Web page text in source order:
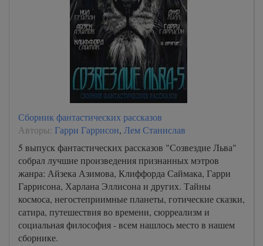
Сборник фантастических рассказов
Авторы: Гарри Гаррисон, Лем Станислав
5 выпуск фантастических рассказов "Созвездие Льва"
собрал лучшие произведения признанных мэтров
жанра: Айзека Азимова, Клиффорда Саймака, Гарри
Гаррисона, Харлана Эллисона и других. Тайны
космоса, негостеприимные планеты, готические сказки,
сатира, путешествия во времени, сюрреализм и
социальная философия - всем нашлось место в нашем
сборнике.